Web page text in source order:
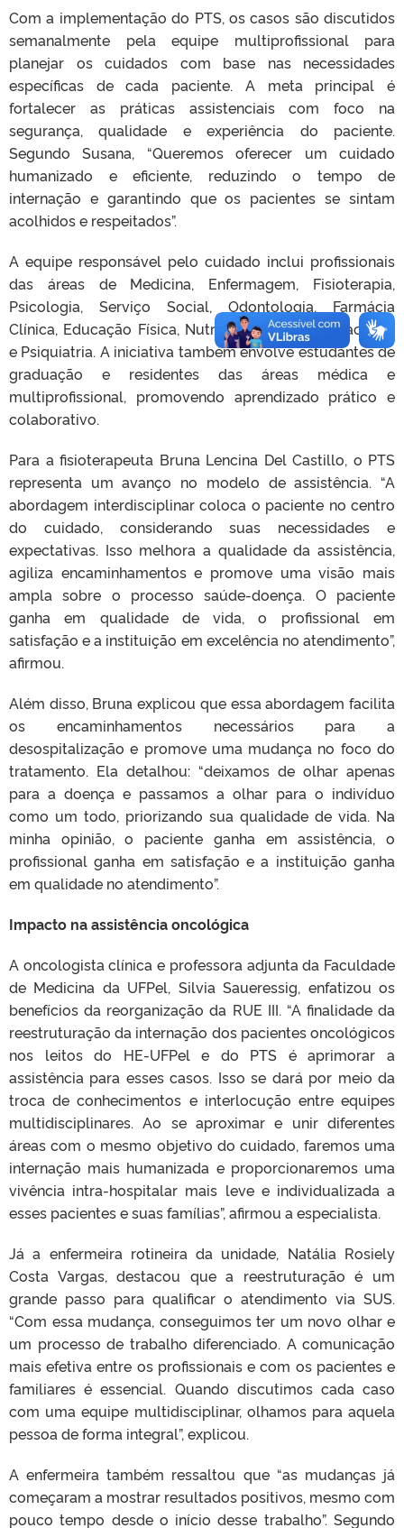
Com a implementação do PTS, os casos são discutidos
semanalmente pela equipe multiprofissional para
planejar os cuidados com base nas necessidades
específicas de cada paciente. A meta principal é
fortalecer as práticas assistenciais com foco na
segurança, qualidade e experiência do paciente.
Segundo Susana, “Queremos oferecer um cuidado
humanizado e eficiente, reduzindo o tempo de
internação e garantindo que os pacientes se sintam
acolhidos e respeitados”.
A equipe responsável pelo cuidado inclui profissionais
das áreas de Medicina, Enfermagem, Fisioterapia,
Psicologia, Serviço Social, Odontologia, Farmácia
Clínica, Educação Física, Nutrição, Terapia Ocupacional
e Psiquiatria. A iniciativa também envolve estudantes de
graduação e residentes das áreas médica e
multiprofissional, promovendo aprendizado prático e
colaborativo.
Para a fisioterapeuta Bruna Lencina Del Castillo, o PTS
representa um avanço no modelo de assistência. “A
abordagem interdisciplinar coloca o paciente no centro
do cuidado, considerando suas necessidades e
expectativas. Isso melhora a qualidade da assistência,
agiliza encaminhamentos e promove uma visão mais
ampla sobre o processo saúde-doença. O paciente
ganha em qualidade de vida, o profissional em
satisfação e a instituição em excelência no atendimento”,
afirmou.
Além disso, Bruna explicou que essa abordagem facilita
os encaminhamentos necessários para a
desospitalização e promove uma mudança no foco do
tratamento. Ela detalhou: “deixamos de olhar apenas
para a doença e passamos a olhar para o indivíduo
como um todo, priorizando sua qualidade de vida. Na
minha opinião, o paciente ganha em assistência, o
profissional ganha em satisfação e a instituição ganha
em qualidade no atendimento”.
Impacto na assistência oncológica
A oncologista clínica e professora adjunta da Faculdade
de Medicina da UFPel, Silvia Saueressig, enfatizou os
benefícios da reorganização da RUE III. “A finalidade da
reestruturação da internação dos pacientes oncológicos
nos leitos do HE-UFPel e do PTS é aprimorar a
assistência para esses casos. Isso se dará por meio da
troca de conhecimentos e interlocução entre equipes
multidisciplinares. Ao se aproximar e unir diferentes
áreas com o mesmo objetivo do cuidado, faremos uma
internação mais humanizada e proporcionaremos uma
vivência intra-hospitalar mais leve e individualizada a
esses pacientes e suas famílias”, afirmou a especialista.
Já a enfermeira rotineira da unidade, Natália Rosiely
Costa Vargas, destacou que a reestruturação é um
grande passo para qualificar o atendimento via SUS.
“Com essa mudança, conseguimos ter um novo olhar e
um processo de trabalho diferenciado. A comunicação
mais efetiva entre os profissionais e com os pacientes e
familiares é essencial. Quando discutimos cada caso
com uma equipe multidisciplinar, olhamos para aquela
pessoa de forma integral”, explicou.
A enfermeira também ressaltou que “as mudanças já
começaram a mostrar resultados positivos, mesmo com
pouco tempo desde o início desse trabalho”. Segundo